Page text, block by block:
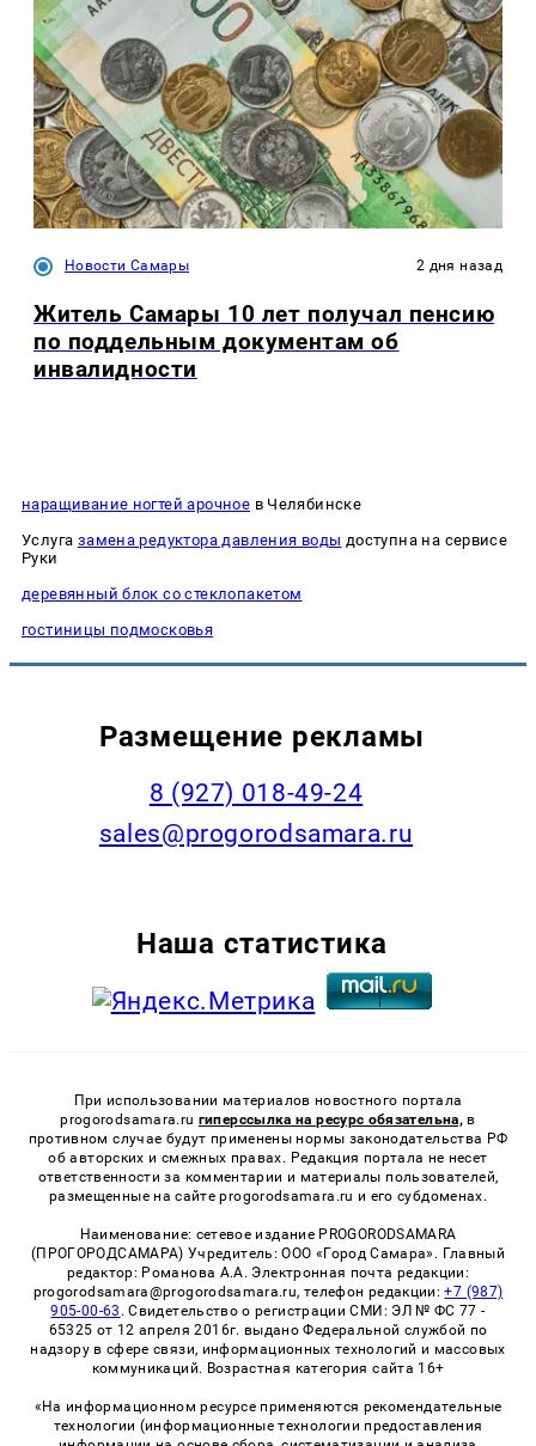
Новости Самары 2 дня назад
Житель Самары 10 лет получал пенсию
по поддельным документам об
инвалидности
наращивание ногтей арочное в Челябинске
Услуга замена редуктора давления воды доступна на сервисе
Руки
деревянный блок со стеклопакетом
гостиницы подмосковья
Размещение рекламы
8 (927) 018-49-24
sales@progorodsamara.ru
Наша статистика
При использовании материалов новостного портала
progorodsamara.ru гиперссылка на ресурс обязательна, в
противном случае будут применены нормы законодательства РФ
об авторских и смежных правах. Редакция портала не несет
ответственности за комментарии и материалы пользователей,
размещенные на сайте progorodsamara.ru и его субдоменах.
Наименование: сетевое издание PROGORODSAMARA
(ПРОГОРОДСАМАРА) Учредитель: ООО «Город Самара». Главный
редактор: Романова А.А. Электронная почта редакции:
progorodsamara@progorodsamara.ru, телефон редакции:+7 (987)
905-00-63 . Свидетельство о регистрации СМИ: ЭЛ № ФС 77 -
65325 от 12 апреля 2016г. выдано Федеральной службой по
надзору в сфере связи, информационных технологий и массовых
коммуникаций. Возрастная категория сайта 16+
«На информационном ресурсе применяются рекомендательные
технологии (информационные технологии предоставления